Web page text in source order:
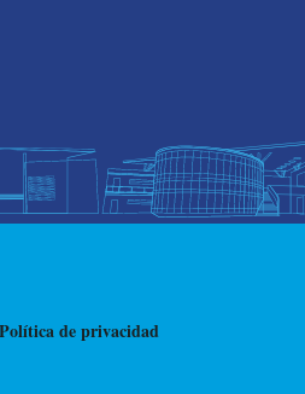
Política de privacidad